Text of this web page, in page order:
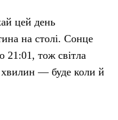
цей день
на столі. Сонце
21:01, тож світла
хвилин — буде коли й